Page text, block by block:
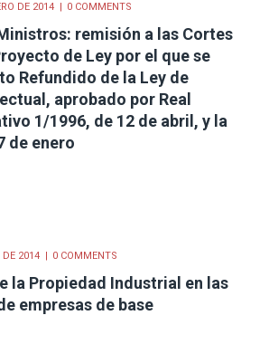
DE 2014 0 COMMENTS
remisión a las Cortes
de Ley por el que se
Refundido de la Ley de
aprobado por Real
1/1996, de 12 de abril, y la
de enero
DE 2014 0 COMMENTS
la Propiedad Industrial en las
empresas de base